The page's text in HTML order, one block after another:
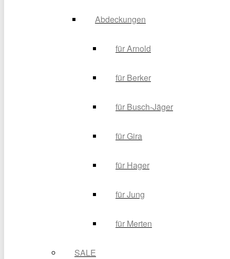
Abdeckungen
für Arnold
für Berker
für Busch-Jäger
für Gira
für Hager
für Jung
für Merten
SALE